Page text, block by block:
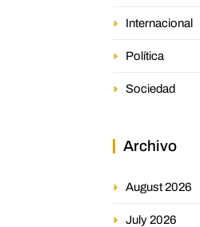
Internacional
Política
Sociedad
Archivo
August 2026
July 2026